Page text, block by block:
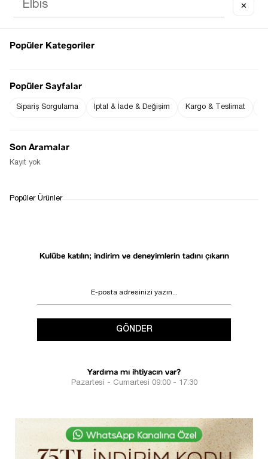
kullanılan S (Small) Bedendir.
İADE&DEĞİŞİM
Kulübe katılın; indirim ve deneyimlerin tadını çıkarın
GÖNDER
Yardıma mı ihtiyacın var?
Pazartesi - Cumartesi 09:00 - 17:30
✕
Popüler Kategoriler
Popüler Sayfalar
Sipariş Sorgulama İptal & İade & Değişim Kargo & Teslimat
Son Aramalar
Kayıt yok
Popüler Ürünler